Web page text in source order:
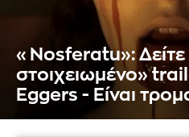
«Nosferatu»: Δείτε
στοιχειωμένο»
Eggers - Είναι